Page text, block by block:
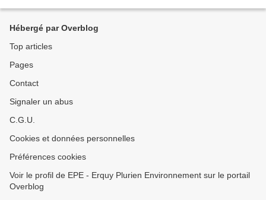
Hébergé par Overblog
Top articles
Pages
Contact
Signaler un abus
C.G.U.
Cookies et données personnelles
Préférences cookies
Voir le profil de EPE - Erquy Plurien Environnement sur le portail
Overblog